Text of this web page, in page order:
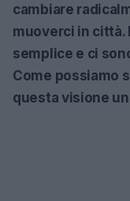
cambiare
muoverci in città.
semplice e ci
Come possiamo
questa visione